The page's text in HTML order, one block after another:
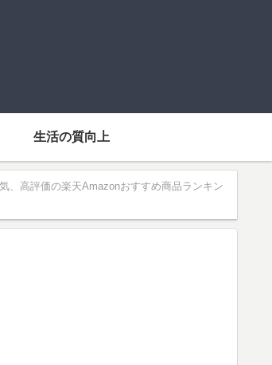
生活の質向上
、高評価の楽天Amazonおすすめ商品ランキン